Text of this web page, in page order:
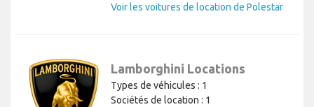
Voir les voitures de location de Polestar
Lamborghini Locations
Types de véhicules : 1
Sociétés de location : 1